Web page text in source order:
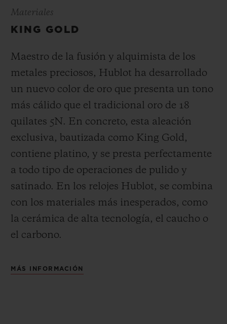
Materiales
KING GOLD
Maestro de la fusión y alquimista de los
metales preciosos, Hublot ha desarrollado
un nuevo color de oro que presenta un tono
más cálido que el tradicional oro de 18
quilates 5N. En concreto, esta aleación
exclusiva, bautizada como King Gold,
contiene platino, y se presta perfectamente
a todo tipo de operaciones de pulido y
satinado. En los relojes Hublot, se combina
con los materiales más inesperados, como
la cerámica de alta tecnología, el caucho o
el carbono.
MÁS INFORMACIÓN